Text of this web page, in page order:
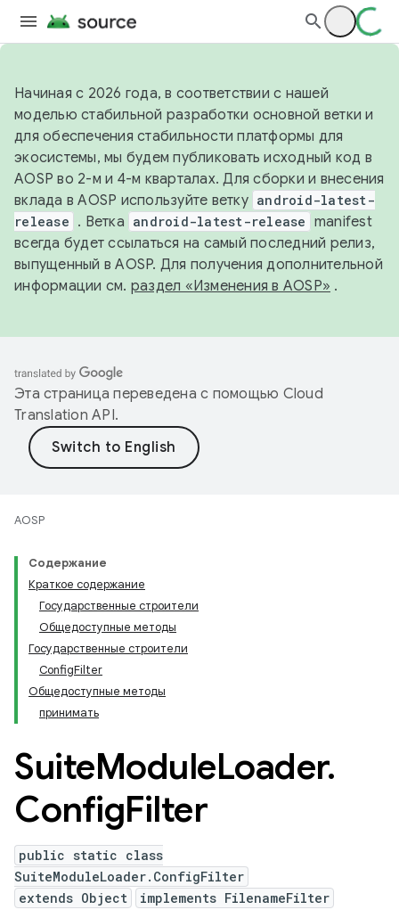
Начиная с 2026 года, в соответствии с нашей
моделью стабильной разработки основной ветки и
для обеспечения стабильности платформы для
экосистемы, мы будем публиковать исходный код в
AOSP во 2-м и 4-м кварталах. Для сборки и внесения
вклада в AOSP используйте ветку android-latest-
release . Ветка android-latest-release manifest
всегда будет ссылаться на самый последний релиз,
выпущенный в AOSP. Для получения дополнительной
информации см. раздел «Изменения в AOSP» .
Эта страница переведена с помощью Cloud
Translation API.
AOSP
Содержание
Краткое содержание
Государственные строители
Общедоступные методы
Государственные строители
ConfigFilter
Общедоступные методы
принимать
SuiteModuleLoader.
ConfigFilter
public static class
SuiteModuleLoader.ConfigFilter
extends Object
implements FilenameFilter